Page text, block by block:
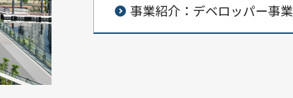
事業紹介：デベロッパー事業